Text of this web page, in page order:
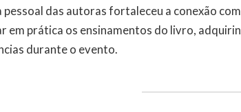
pessoal das autoras fortaleceu a conexão
em prática os ensinamentos do livro,
durante o evento.